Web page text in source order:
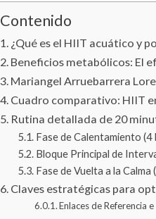
Contenido
¿Qué es el HIIT acuático y
Beneficios metabólicos: El
Mariangel Arruebarrera
Cuadro comparativo: HIIT
Rutina detallada de 20
Fase de Calentamiento (4
Bloque Principal de
Fase de Vuelta a la Calma
Claves estratégicas para
Enlaces de Referencia